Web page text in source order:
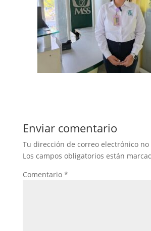
Enviar comentario
Tu dirección de correo electrónico
Los campos obligatorios están
Comentario *